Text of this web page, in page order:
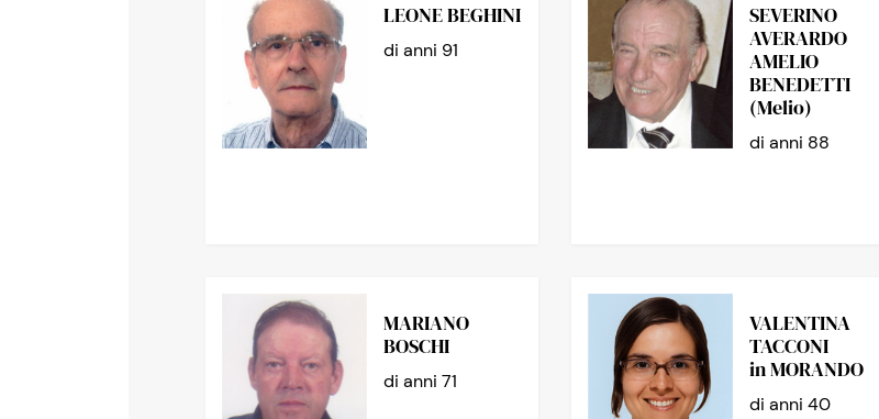
LEONE BEGHINI
di anni 91
SEVERINO
AVERARDO
AMELIO
BENEDETTI
(Melio)
di anni 88
MARIANO
BOSCHI
di anni 71
VALENTINA
TACCONI
in MORANDO
di anni 40